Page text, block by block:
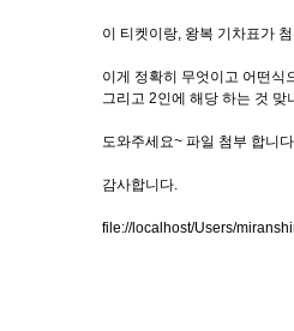
이 티켓이랑, 왕복 기차표가
이게 정확히 무엇이고 어떤식
그리고 2인에 해당 하는 것 맞
도와주세요~ 파일 첨부 합니다
감사합니다.
file://localhost/Users/